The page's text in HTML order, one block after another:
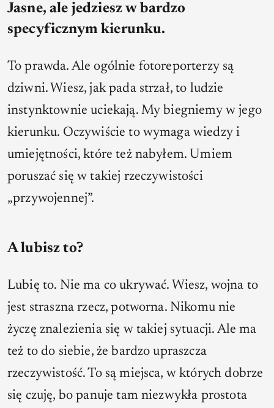
Jasne, ale jedziesz w bardzo
specyficznym kierunku.
To prawda. Ale ogólnie fotoreporterzy są
dziwni. Wiesz, jak pada strzał, to ludzie
instynktownie uciekają. My biegniemy w jego
kierunku. Oczywiście to wymaga wiedzy i
umiejętności, które też nabyłem. Umiem
poruszać się w takiej rzeczywistości
„przywojennej”.
A lubisz to?
Lubię to. Nie ma co ukrywać. Wiesz, wojna to
jest straszna rzecz, potworna. Nikomu nie
życzę znalezienia się w takiej sytuacji. Ale ma
też to do siebie, że bardzo upraszcza
rzeczywistość. To są miejsca, w których dobrze
się czuję, bo panuje tam niezwykła prostota